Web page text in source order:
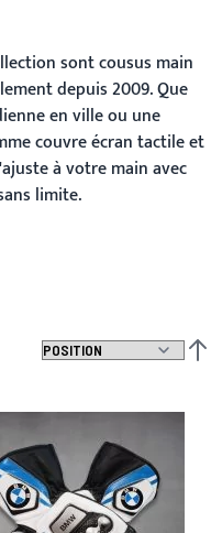
sont cousus main
depuis 2009. Que
en ville ou une
couvre écran tactile et
à votre main avec
limite.